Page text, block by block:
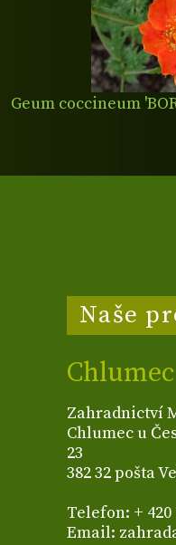
Geum coccineum
Naše
Chlumec
Zahradnictví
Chlumec u
23
382 32 pošta
Telefon: + 420
Email: